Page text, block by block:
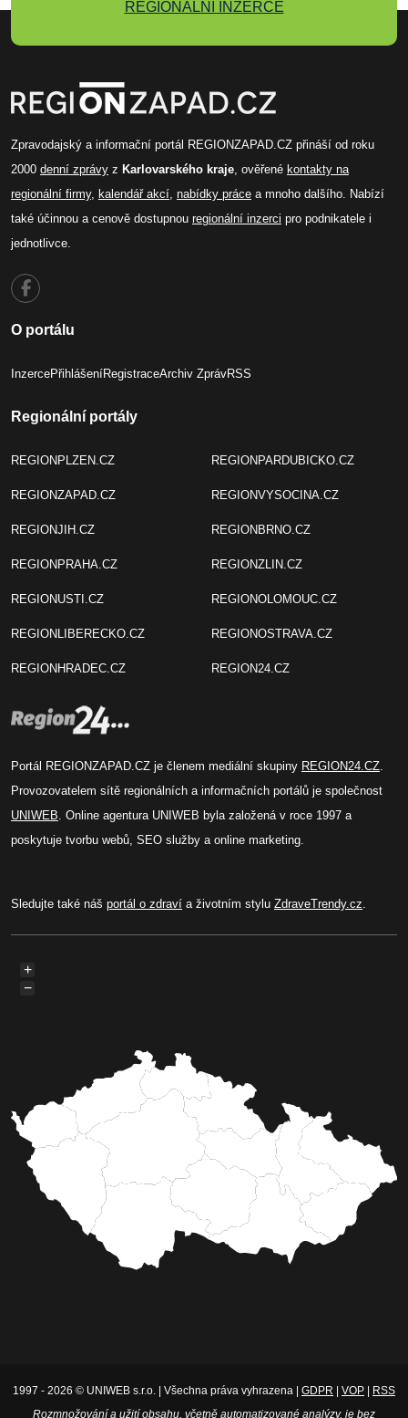
REGIONÁLNÍ INZERCE
Zpravodajský a informační portál REGIONZAPAD.CZ přináší od roku
2000 denní zprávy z Karlovarského kraje, ověřené kontakty na
regionální firmy, kalendář akcí, nabídky práce a mnoho dalšího. Nabízí
také účinnou a cenově dostupnou regionální inzerci pro podnikatele i
jednotlivce.
O portálu
InzercePřihlášeníRegistraceArchiv ZprávRSS
Regionální portály
REGIONPLZEN.CZ
REGIONZAPAD.CZ
REGIONJIH.CZ
REGIONPRAHA.CZ
REGIONUSTI.CZ
REGIONLIBERECKO.CZ
REGIONHRADEC.CZ
REGIONPARDUBICKO.CZ
REGIONVYSOCINA.CZ
REGIONBRNO.CZ
REGIONZLIN.CZ
REGIONOLOMOUC.CZ
REGIONOSTRAVA.CZ
REGION24.CZ
Portál REGIONZAPAD.CZ je členem mediální skupiny REGION24.CZ.
Provozovatelem sítě regionálních a informačních portálů je společnost
UNIWEB. Online agentura UNIWEB byla založená v roce 1997 a
poskytuje tvorbu webů, SEO služby a online marketing.
Sledujte také náš portál o zdraví a životním stylu ZdraveTrendy.cz.
+
−
1997 - 2026 © UNIWEB s.r.o. | Všechna práva vyhrazena | GDPR VOP
RSS
Rozmnožování a užití obsahu, včetně automatizované analýzy, je bez